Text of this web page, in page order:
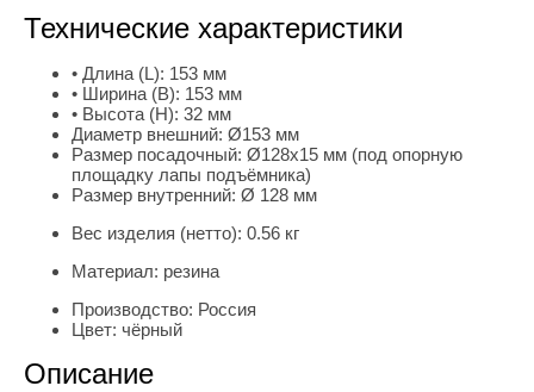
Технические характеристики
• Длина (L): 153 мм
• Ширина (B): 153 мм
• Высота (H): 32 мм
Диаметр внешний: Ø153 мм
Размер посадочный: Ø128х15 мм (под опорную
площадку лапы подъёмника)
Размер внутренний: Ø 128 мм
Вес изделия (нетто): 0.56 кг
Материал: резина
Производство: Россия
Цвет: чёрный
Описание